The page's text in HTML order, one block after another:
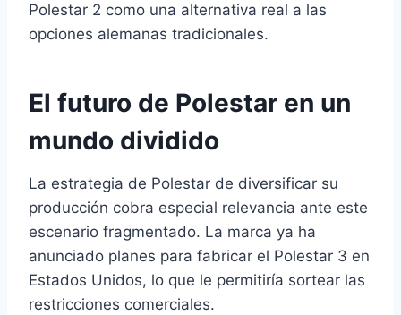
Polestar 2 como una alternativa real a las
opciones alemanas tradicionales.
El futuro de Polestar en un
mundo dividido
La estrategia de Polestar de diversificar su
producción cobra especial relevancia ante este
escenario fragmentado. La marca ya ha
anunciado planes para fabricar el Polestar 3 en
Estados Unidos, lo que le permitiría sortear las
restricciones comerciales.